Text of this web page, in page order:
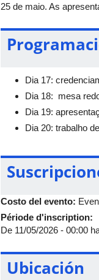
25 de maio. As
Dia 17:
Dia 18: mesa
Dia 19:
Dia 20: trabalho
Costo del evento:
Période d'inscription:
De 11/05/2026 - 00:00
Ubicación